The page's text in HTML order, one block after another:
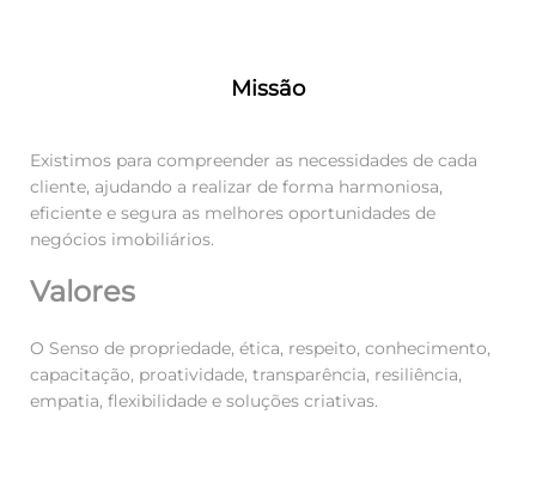
Missão
Existimos para compreender as necessidades de cada
cliente, ajudando a realizar de forma harmoniosa,
eficiente e segura as melhores oportunidades de
negócios imobiliários.
Valores
O Senso de propriedade, ética, respeito, conhecimento,
capacitação, proatividade, transparência, resiliência,
empatia, flexibilidade e soluções criativas.